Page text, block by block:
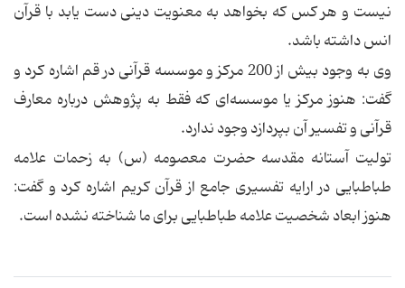
نیست و هر کس که بخواهد به معنویت دینی دست یابد با قرآن
انس داشته باشد.
وی به وجود بیش از 200 مرکز و موسسه قرآنی در قم اشاره کرد و
گفت: هنوز مرکز یا موسسه‌ای که فقط به پژوهش درباره معارف
قرآنی و تفسیر آن بپردازد وجود ندارد.
تولیت آستانه مقدسه حضرت معصومه (س) به زحمات علامه
طباطبایی در ارایه تفسیری جامع از قرآن کریم اشاره کرد و گفت:
هنوز ابعاد شخصیت علامه طباطبایی برای ما شناخته نشده است.